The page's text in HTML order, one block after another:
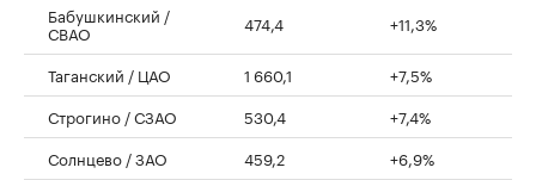
Бабушкинский /
СВАО 474,4 +11,3%
Таганский / ЦАО 1 660,1
+7,5%
Строгино / СЗАО
530,4
+7,4%
Солнцево / ЗАО
459,2
+6,9%